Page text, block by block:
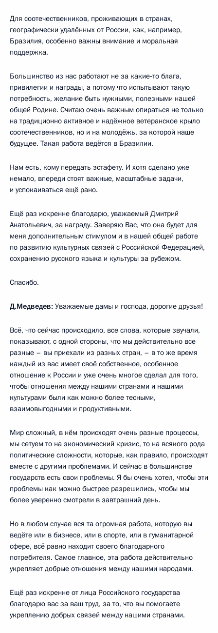
Для соотечественников, проживающих в странах,
географически удалённых от России, как, например,
Бразилия, особенно важны внимание и моральная
поддержка.
Большинство из нас работают не за какие‑то блага,
привилегии и награды, а потому что испытывают такую
потребность, желание быть нужными, полезными нашей
общей Родине. Считаю очень важным опираться не только
на традиционно активное и надёжное ветеранское крыло
соотечественников, но и на молодёжь, за которой наше
будущее. Такая работа ведётся в Бразилии.
Нам есть, кому передать эстафету. И хотя сделано уже
немало, впереди стоят важные, масштабные задачи,
и успокаиваться ещё рано.
Ещё раз искренне благодарю, уважаемый Дмитрий
Анатольевич, за награду. Заверяю Вас, что она будет для
меня дополнительным стимулом и в нашей общей работе
по развитию культурных связей с Российской Федерацией,
сохранению русского языка и культуры за рубежом.
Спасибо.
Д.Медведев: Уважаемые дамы и господа, дорогие друзья!
Всё, что сейчас происходило, все слова, которые звучали,
показывают, с одной стороны, что мы действительно все
разные – вы приехали из разных стран, – в то же время
каждый из вас имеет своё собственное, особенное
отношение к России и уже очень многое сделал для того,
чтобы отношения между нашими странами и нашими
культурами были как можно более тесными,
взаимовыгодными и продуктивными.
Мир сложный, в нём происходят очень разные процессы,
мы сетуем то на экономический кризис, то на всякого рода
политические сложности, которые, как правило, происходят
вместе с другими проблемами. И сейчас в большинстве
государств есть свои проблемы. Я бы очень хотел, чтобы эти
проблемы как можно быстрее разрешились, чтобы мы
более уверенно смотрели в завтрашний день.
Но в любом случае вся та огромная работа, которую вы
ведёте или в бизнесе, или в спорте, или в гуманитарной
сфере, всё равно находит своего благодарного
потребителя. Самое главное, эта работа действительно
укрепляет добрые отношения между нашими народами.
Ещё раз искренне от лица Российского государства
благодарю вас за ваш труд, за то, что вы помогаете
укреплению добрых связей между нашими странами.